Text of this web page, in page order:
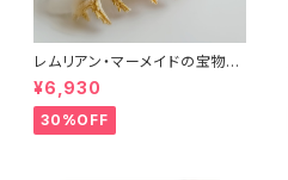
レムリアン・マーメイドの宝物
（オルゴナイト）
¥6,930
30%OFF